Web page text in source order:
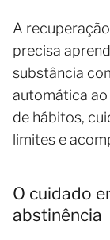
A
precisa
substância
automática
de hábitos,
limites e
O cuidado
abstinência